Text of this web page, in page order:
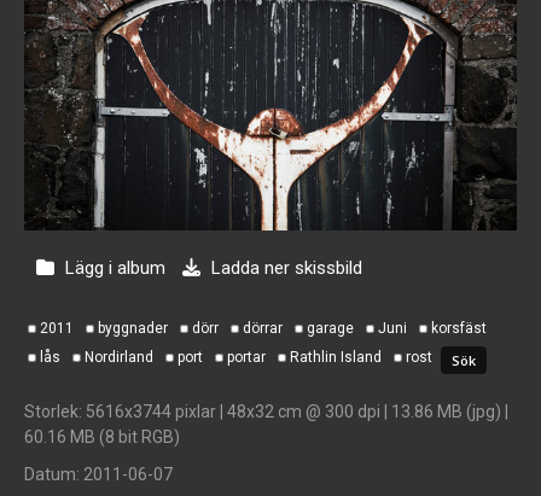
Lägg i album Ladda ner skissbild
2011 byggnader dörr dörrar garage Juni
korsfäst
lås
Nordirland port portar Rathlin Island rost
Storlek: 5616x3744 pixlar | 48x32 cm @ 300 dpi | 13.86 MB (jpg) |
60.16 MB (8 bit RGB)
Datum: 2011-06-07